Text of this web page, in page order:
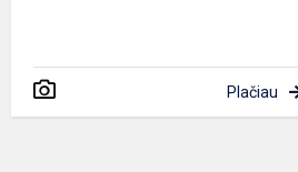
Plačiau